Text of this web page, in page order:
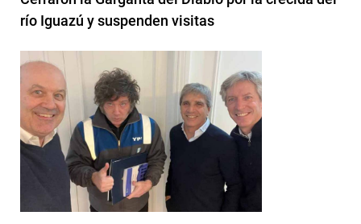
río Iguazú y suspenden visitas